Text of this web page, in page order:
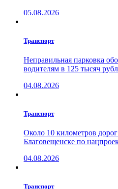
05.08.2026
Транспорт
Неправильная парковка
водителям в 125 тысяч
04.08.2026
Транспорт
Около 10 километров
Благовещенске по
04.08.2026
Транспорт